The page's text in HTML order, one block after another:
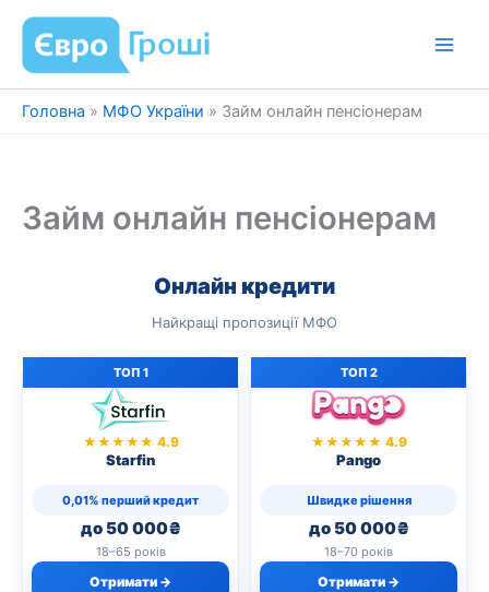
Перейти
вмісту
Головна » МФО України » Займ онлайн пенсіонерам
Займ онлайн пенсіонерам
Онлайн кредити
Найкращі пропозиції МФО
ТОП 1
★★★★★ 4.9
Starfin
0,01% перший кредит
до 50 000₴
18–65 років
Отримати →
ТОП 2
★★★★★ 4.9
Pango
Швидке рішення
до 50 000₴
18–70 років
Отримати →